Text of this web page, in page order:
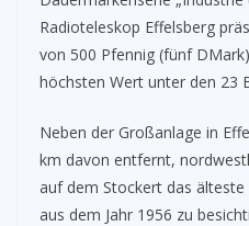
Radioteleskop Effelsberg
von 500 Pfennig (fünf
höchsten Wert unter den 23
Neben der Großanlage in
km davon entfernt,
auf dem Stockert das
aus dem Jahr 1956 zu